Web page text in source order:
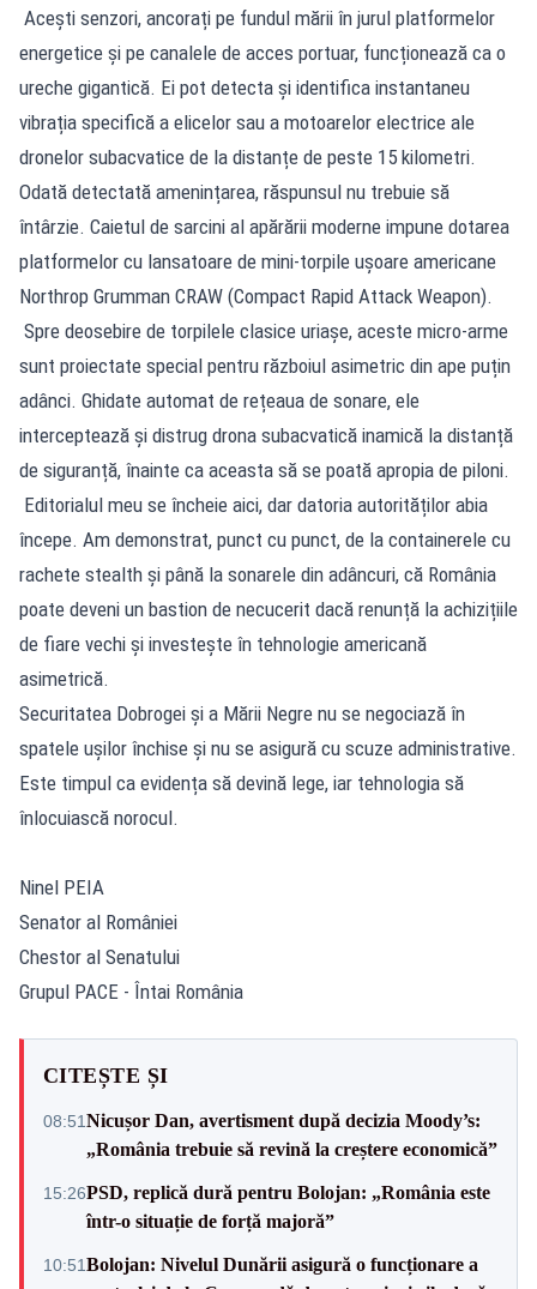
Acești senzori, ancorați pe fundul mării în jurul platformelor
energetice și pe canalele de acces portuar, funcționează ca o
ureche gigantică. Ei pot detecta și identifica instantaneu
vibrația specifică a elicelor sau a motoarelor electrice ale
dronelor subacvatice de la distanțe de peste 15 kilometri.
Odată detectată amenințarea, răspunsul nu trebuie să
întârzie. Caietul de sarcini al apărării moderne impune dotarea
platformelor cu lansatoare de mini-torpile ușoare americane
Northrop Grumman CRAW (Compact Rapid Attack Weapon).
Spre deosebire de torpilele clasice uriașe, aceste micro-arme
sunt proiectate special pentru războiul asimetric din ape puțin
adânci. Ghidate automat de rețeaua de sonare, ele
interceptează și distrug drona subacvatică inamică la distanță
de siguranță, înainte ca aceasta să se poată apropia de piloni.
Editorialul meu se încheie aici, dar datoria autorităților abia
începe. Am demonstrat, punct cu punct, de la containerele cu
rachete stealth și până la sonarele din adâncuri, că România
poate deveni un bastion de necucerit dacă renunță la achizițiile
de fiare vechi și investește în tehnologie americană
asimetrică.
Securitatea Dobrogei și a Mării Negre nu se negociază în
spatele ușilor închise și nu se asigură cu scuze administrative.
Este timpul ca evidența să devină lege, iar tehnologia să
înlocuiască norocul.
Ninel PEIA
Senator al României
Chestor al Senatului
Grupul PACE - Întai România
CITEȘTE ȘI
08:51Nicușor Dan, avertisment după decizia Moody’s:
„România trebuie să revină la creștere economică”
15:26PSD, replică dură pentru Bolojan: „România este
într-o situație de forță majoră”
10:51Bolojan: Nivelul Dunării asigură o funcționare a